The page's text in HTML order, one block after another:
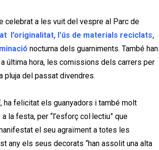
celebrat a les vuit del vespre al Parc de
l’originalitat, l’ús de materials reciclats,
nocturna dels guarniments. També han
última hora, les comissions dels carrers per
del passat divendres.
felicitat els guanyadors i també molt
festa, per “l’esforç col·lectiu” que
el seu agraïment a totes les
any els seus decorats “han assolit una alta